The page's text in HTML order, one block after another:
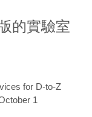
的實驗室
for D-to-Z
1